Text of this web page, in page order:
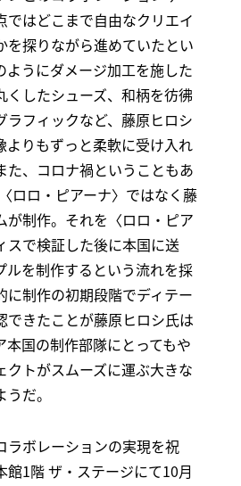
ではどこまで自由なクリエイ
を探りながら進めていたとい
ようにダメージ加工を施した
くしたシューズ、和柄を彷彿
ラフィックなど、藤原ヒロシ
よりもずっと柔軟に受け入れ
た、コロナ禍ということもあ
ロロ・ピアーナ〉ではなく藤
が制作。それを〈ロロ・ピア
スで検証した後に本国に送
ルを制作するという流れを採
に制作の初期段階でディテー
できたことが藤原ヒロシ氏は
本国の制作部隊にとってもや
クトがスムーズに運ぶ大きな
だ。
ラボレーションの実現を祝
館1階 ザ・ステージにて10月